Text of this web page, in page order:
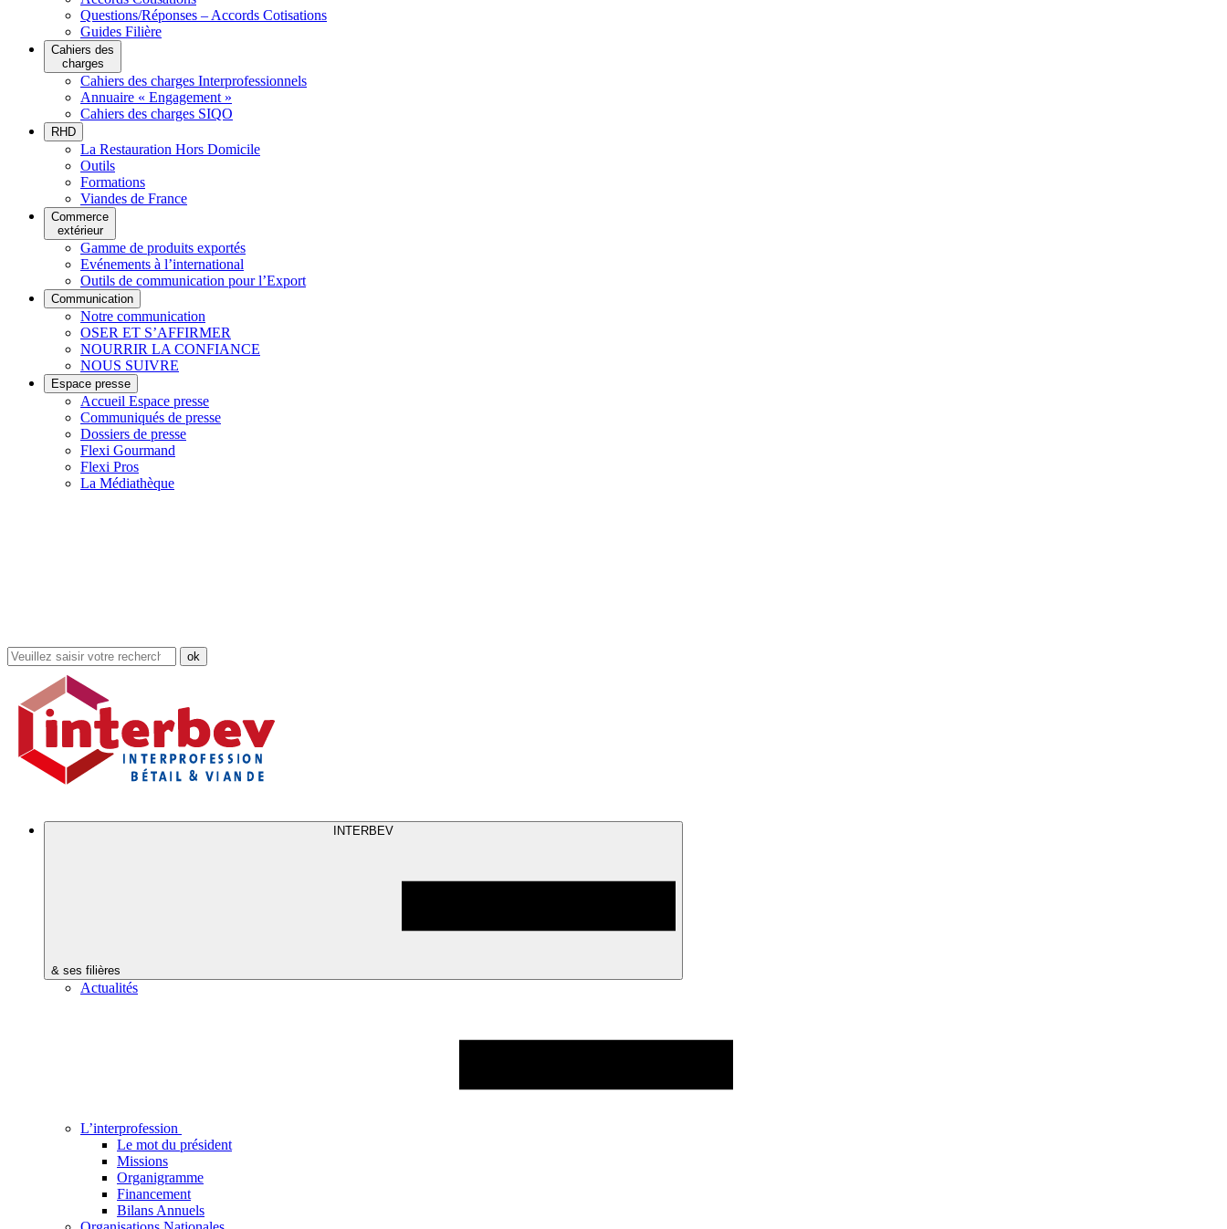
Questions/Réponses – Accords Cotisations
Guides Filière
Cahiers des
charges
Cahiers des charges Interprofessionnels
Annuaire « Engagement »
Cahiers des charges SIQO
RHD
La Restauration Hors Domicile
Outils
Formations
Viandes de France
Commerce
extérieur
Gamme de produits exportés
Evénements à l’international
Outils de communication pour l’Export
Communication
Notre communication
OSER ET S’AFFIRMER
NOURRIR LA CONFIANCE
NOUS SUIVRE
Espace presse
Accueil Espace presse
Communiqués de presse
Dossiers de presse
Flexi Gourmand
Flexi Pros
La Médiathèque
Rechercher
dans
site
INTERBEV
& ses filières
Actualités
L’interprofession
Le mot du président
Missions
Organigramme
Financement
Bilans Annuels